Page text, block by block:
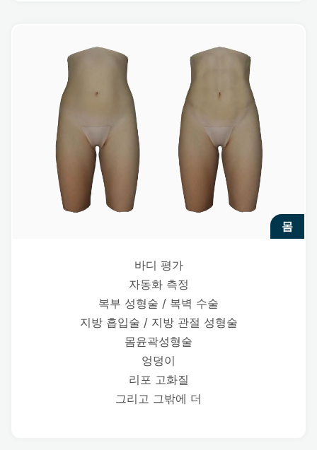
몸
바디 평가
자동화 측정
복부 성형술 / 복벽 수술
지방 흡입술 / 지방 관절 성형술
몸윤곽성형술
엉덩이
리포 고화질
그리고 그밖에 더